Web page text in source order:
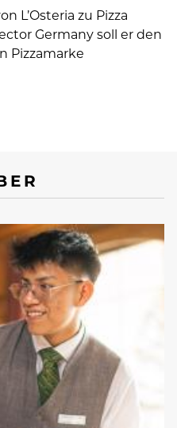
L’Osteria zu Pizza
Germany soll er den
Pizzamarke